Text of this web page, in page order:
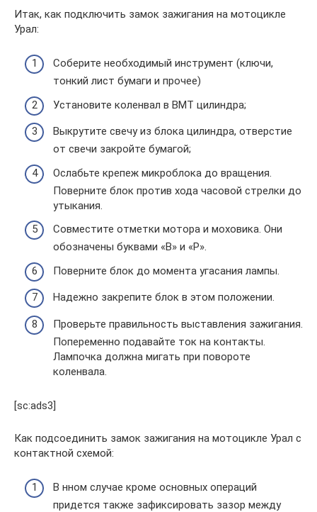
Итак, как подключить замок зажигания на мотоцикле
Урал:
Соберите необходимый инструмент (ключи,
тонкий лист бумаги и прочее)
Установите коленвал в ВМТ цилиндра;
Выкрутите свечу из блока цилиндра, отверстие
от свечи закройте бумагой;
Ослабьте крепеж микроблока до вращения.
Поверните блок против хода часовой стрелки до
утыкания.
Совместите отметки мотора и моховика. Они
обозначены буквами «В» и «Р».
Поверните блок до момента угасания лампы.
Надежно закрепите блок в этом положении.
Проверьте правильность выставления зажигания.
Попеременно подавайте ток на контакты.
Лампочка должна мигать при повороте
коленвала.
[sc:ads3]
Как подсоединить замок зажигания на мотоцикле Урал с
контактной схемой:
В нном случае кроме основных операций
придется также зафиксировать зазор между